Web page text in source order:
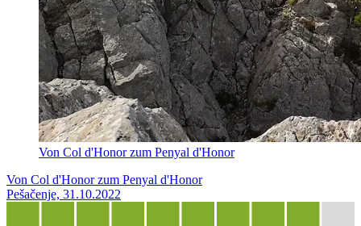
Von Col d'Honor zum Penyal d'Honor
Von Col d'Honor zum Penyal d'Honor
Pešačenje, 31.10.2022